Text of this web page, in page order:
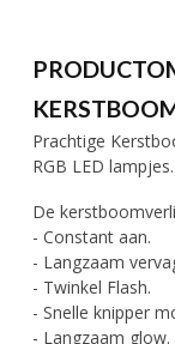
Prachtige
RGB LED
De
- Constant aan.
- Langzaam
- Twinkel Flash.
- Snelle knipper
- Langzaam glow.